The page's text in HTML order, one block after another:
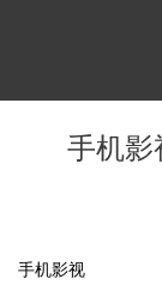
手机影
手机影视